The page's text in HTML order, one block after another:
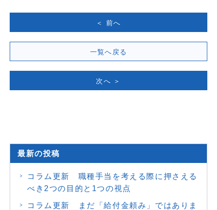
＜ 前へ
一覧へ戻る
次へ ＞
最新の投稿
コラム更新 職種手当を考える際に押さえる
べき2つの目的と1つの視点
コラム更新 まだ「給付金頼み」ではありま